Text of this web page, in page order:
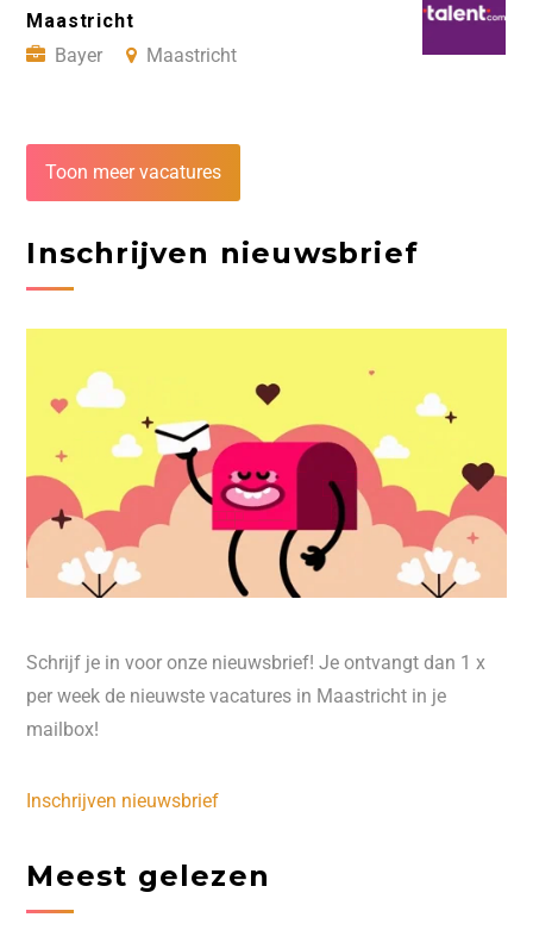
Maastricht
Bayer
Maastricht
Toon meer vacatures
Inschrijven nieuwsbrief
Schrijf je in voor onze nieuwsbrief! Je ontvangt dan 1 x
per week de nieuwste vacatures in Maastricht in je
mailbox!
Inschrijven nieuwsbrief
Meest gelezen